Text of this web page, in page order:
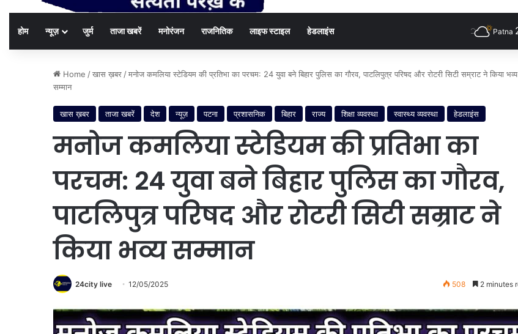
होम न्यूज़ जुर्म ताजा खबरें मनोरंजन राजनितिक लाइफ स्टाइल हेडलाइंस Patna
Home /खास ख़बर/मनोज कमलिया स्टेडियम की प्रतिभा का परचम: 24 युवा बने बिहार पुलिस का गौरव, पाटलिपुत्र परिषद और रोटरी सिटी सम्राट ने किया भव्य
सम्मान
खास ख़बर ताजा खबरें देश न्यूज़ पटना प्रशासनिक बिहार राज्य शिक्षा व्यवस्था स्वास्थ्य व्यवस्था हेडलाइंस
मनोज कमलिया स्टेडियम की प्रतिभा का
परचम: 24 युवा बने बिहार पुलिस का गौरव,
पाटलिपुत्र परिषद और रोटरी सिटी सम्राट ने
किया भव्य सम्मान
24city live 12/05/2025 508 2 minutes